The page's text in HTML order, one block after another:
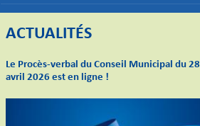
ACTUALITÉS
Le Procès-verbal du Conseil Municipal du 28
avril 2026 est en ligne !